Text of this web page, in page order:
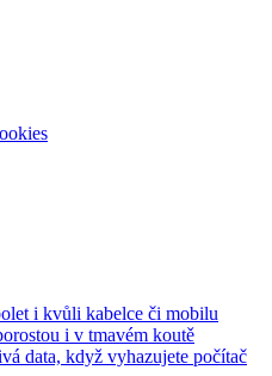
i kvůli kabelce či mobilu
i v tmavém koutě
data, když vyhazujete počítač